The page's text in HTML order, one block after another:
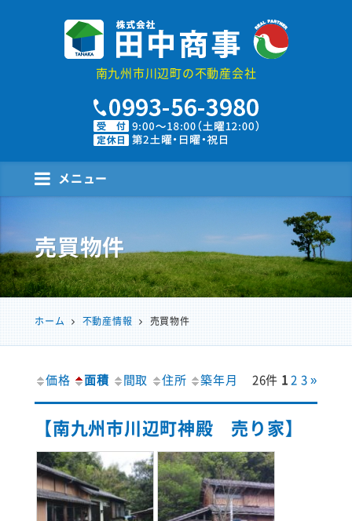
株式会社田中商事南九州市川辺町の不動産会社
メニュー
売買物件
ホーム 不動産情報 売買物件
価格 面積 間取 住所 築年月 26件 12 3»
【南九州市川辺町神殿 売り家】